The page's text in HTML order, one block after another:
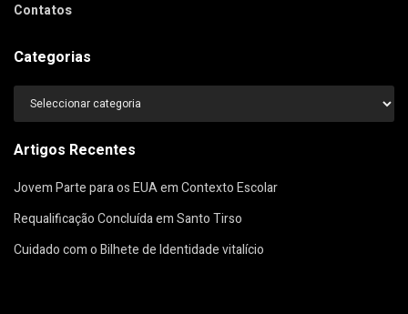
Contatos
Categorias
Categorias
Artigos Recentes
Jovem Parte para os EUA em Contexto Escolar
Requalificação Concluída em Santo Tirso
Cuidado com o Bilhete de Identidade vitalício